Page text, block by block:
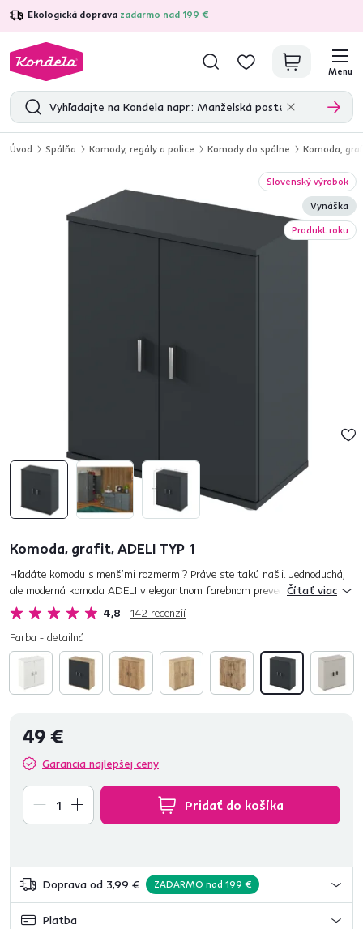
Ekologická doprava zadarmo nad 199 €
4,7 31 211overených produktových recenzií
Menu
Úvod Spálňa Komody, regály a police Komody do spálne Komoda,
Slovenský výrobok
Vynáška
Produkt roku
Komoda, grafit, ADELI TYP 1
4,8 142 recenzií
Hľadáte komodu s menšími rozmermi? Práve ste takú našli. Jednoduchá,
ale moderná komoda ADELI v elegantnom farebnom prevedení grafit sa
ľahko kombinuje s akýmkoľvek interiérom, preto je vhodná tak...
Čítať viac
Farba - detailná
49 €
Garancia najlepšej ceny
Pridať do košíka
Doprava od 3,99 € ZADARMO nad 199 €
Platba